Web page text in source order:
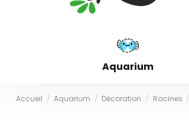
Aquarium
Accueil Aquarium Décoration Racines